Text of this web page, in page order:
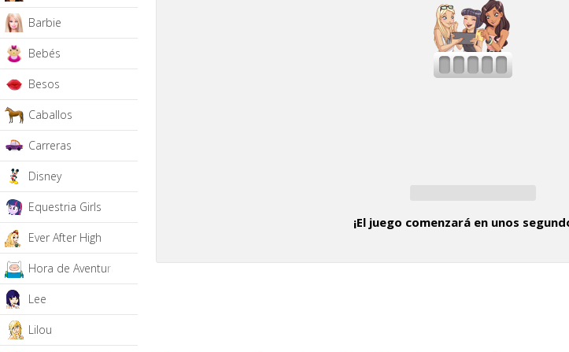
Barbie
Bebés
Besos
Caballos
Carreras
Disney
Equestria Girls
Ever After High
Hora de Aventura
Lee
Lilou
¡El juego comenzará en unos